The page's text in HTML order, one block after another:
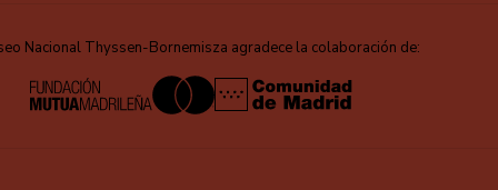
Nacional Thyssen-Bornemisza agradece la colaboración de: